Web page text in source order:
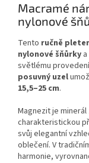
Macramé
nylonové
Tento ručně
nylonové šňůrky
světlému
posuvný uzel
15,5–25 cm.
Magnezit je
charakteristickou
svůj elegantní
oblečení. V
harmonie,